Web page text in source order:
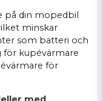
på din mopedbil
minskar
som batteri och
för kupévärmare
för